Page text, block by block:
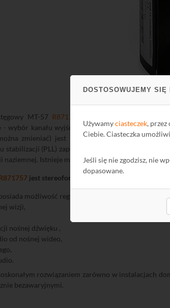
DOSTOSOWUJEMY SIĘ
Używamyciasteczek, przez
Ciebie. Ciasteczka
Jeśli się nie zgodzisz, nie
dopasowane.
MT-57 R871757
jest wysokiej klasy
wybór kanału wyjściowego jest dokonywany po
zmieniać) jest pokazywany na
stabilizacji (PLL) zapewnia prawie zerowy błąd
naziemnej. Istnieje możliwość zabezpieczenia
jest stereofoniczny A2
możliwość regulacji:
wizji,
nośnej dźwięku ,
od nośnej wideo,
rozwiązaniem zarówno w instalacjach
bezawaryjnymi.